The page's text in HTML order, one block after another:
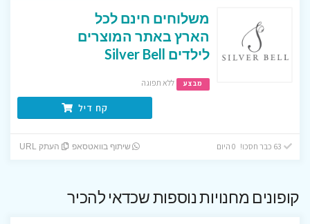
משלוחים חינם לכל
הארץ באתר המוצרים
לילדים Silver Bell
מבצע ללא תפוגה
קח דיל
שיתוף בוואטסאפ העתק URL
קופונים מחנויות נוספות שכדאי להכיר